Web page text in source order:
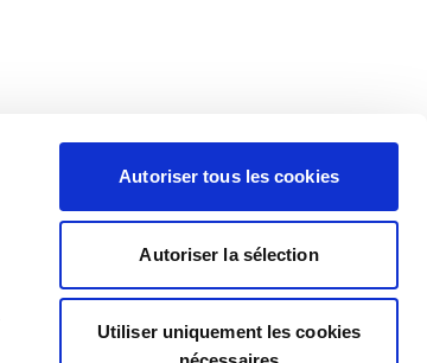
Autoriser tous les cookies
Autoriser la sélection
Utiliser uniquement les cookies